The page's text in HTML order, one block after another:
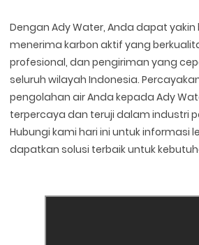
Dengan Ady Water, Anda dapat
menerima karbon aktif yang
profesional, dan pengiriman yang
seluruh wilayah Indonesia.
pengolahan air Anda kepada Ady
terpercaya dan teruji dalam industri
Hubungi kami hari ini untuk informasi
dapatkan solusi terbaik untuk